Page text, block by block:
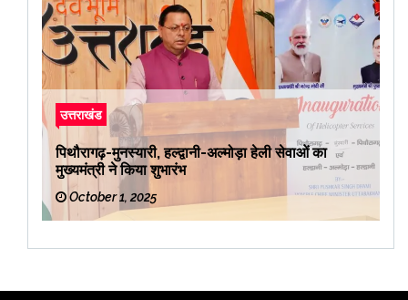
उत्तराखंड
पिथौरागढ़-मुनस्यारी, हल्द्वानी-अल्मोड़ा हेली सेवाओं का
मुख्यमंत्री ने किया शुभारंभ
October 1, 2025